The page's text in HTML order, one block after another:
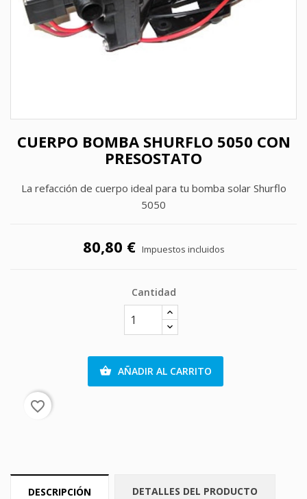
CUERPO BOMBA SHURFLO 5050 CON
PRESOSTATO
La refacción de cuerpo ideal para tu bomba solar Shurflo
5050
80,80 € Impuestos incluidos
Cantidad
 AÑADIR AL CARRITO
favorite_border
DESCRIPCIÓN DETALLES DEL PRODUCTO